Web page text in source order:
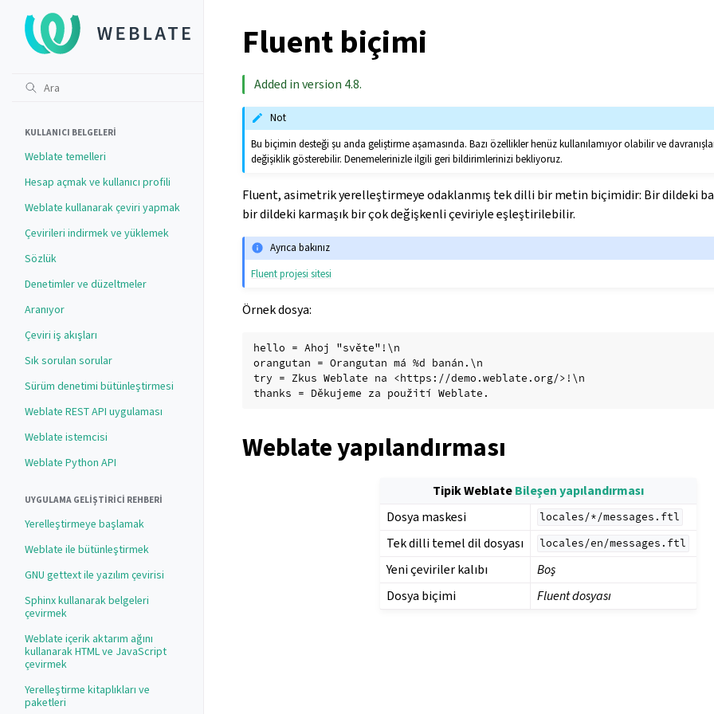
KULLANICI BELGELERI
Weblate temelleri
Hesap açmak ve kullanıcı profili
Weblate kullanarak çeviri yapmak
Çevirileri indirmek ve yüklemek
Sözlük
Denetimler ve düzeltmeler
Aranıyor
Çeviri iş akışları
Sık sorulan sorular
Sürüm denetimi bütünleştirmesi
Weblate REST API uygulaması
Weblate istemcisi
Weblate Python API
UYGULAMA GELIŞTIRICI REHBERI
Yerelleştirmeye başlamak
Weblate ile bütünleştirmek
GNU gettext ile yazılım çevirisi
Sphinx kullanarak belgeleri
çevirmek
Weblate içerik aktarım ağını
kullanarak HTML ve JavaScript
çevirmek
Yerelleştirme kitaplıkları ve
paketleri
Fluent biçimi
Added in version 4.8.
Not
Bu biçimin desteği şu anda geliştirme aşamasında. Bazı özellikler henüz kullanılamıyor olabilir ve
değişiklik gösterebilir. Denemelerinizle ilgili geri bildirimlerinizi bekliyoruz.
Fluent, asimetrik yerelleştirmeye odaklanmış tek dilli bir metin biçimidir: Bir dildeki
bir dildeki karmaşık bir çok değişkenli çeviriyle eşleştirilebilir.
Ayrıca bakınız
Fluent projesi sitesi
Örnek dosya:
hello = Ahoj "světe"!\n
orangutan = Orangutan má %d banán.\n
try = Zkus Weblate na <https://demo.weblate.org/>!\n
Weblate yapılandırması
Tipik WeblateBileşen yapılandırması
Dosya maskesi
locales/*/messages.ftl
Tek dilli temel dil dosyası locales/en/messages.ftl
Yeni çeviriler kalıbı
Boş
Dosya biçimi
Fluent dosyası